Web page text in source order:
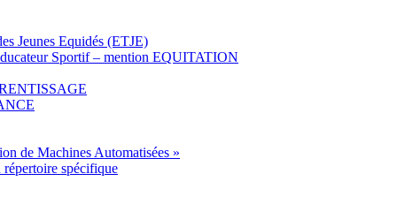
Jeunes Equidés (ETJE)
Sportif – mention EQUITATION
de Machines Automatisées »
répertoire spécifique